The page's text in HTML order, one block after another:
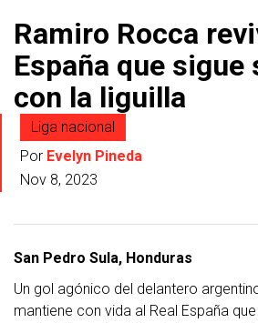
Ramiro Rocca
España que sigue
con la liguilla
Liga nacional
Por Evelyn Pineda
Nov 8, 2023
San Pedro Sula, Honduras
Un gol agónico del delantero
mantiene con vida al Real España